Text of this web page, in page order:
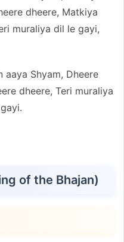
dheere, Matkiya
muraliya dil le gayi,
aaya Shyam, Dheere
dheere, Teri muraliya
of the Bhajan)